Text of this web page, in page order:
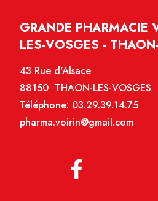
GRANDE PHARMACIE
LES-VOSGES -
43 Rue d'Alsace
88150 THAON-LES-VOSGES
Téléphone: 03.29.39.14.75
pharma.voirin@gmail.com